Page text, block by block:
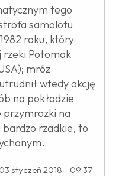
tego
samolotu
roku, który
rzeki Potomak
mróz
wtedy akcję
na pokładzie
przymrozki na
bardzo rzadkie, to
03 styczeń 2018 - 09:37